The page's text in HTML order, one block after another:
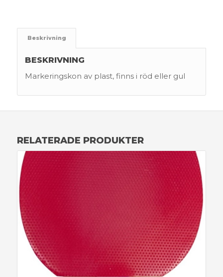
Beskrivning
BESKRIVNING
Markeringskon av plast, finns i röd eller gul
RELATERADE PRODUKTER